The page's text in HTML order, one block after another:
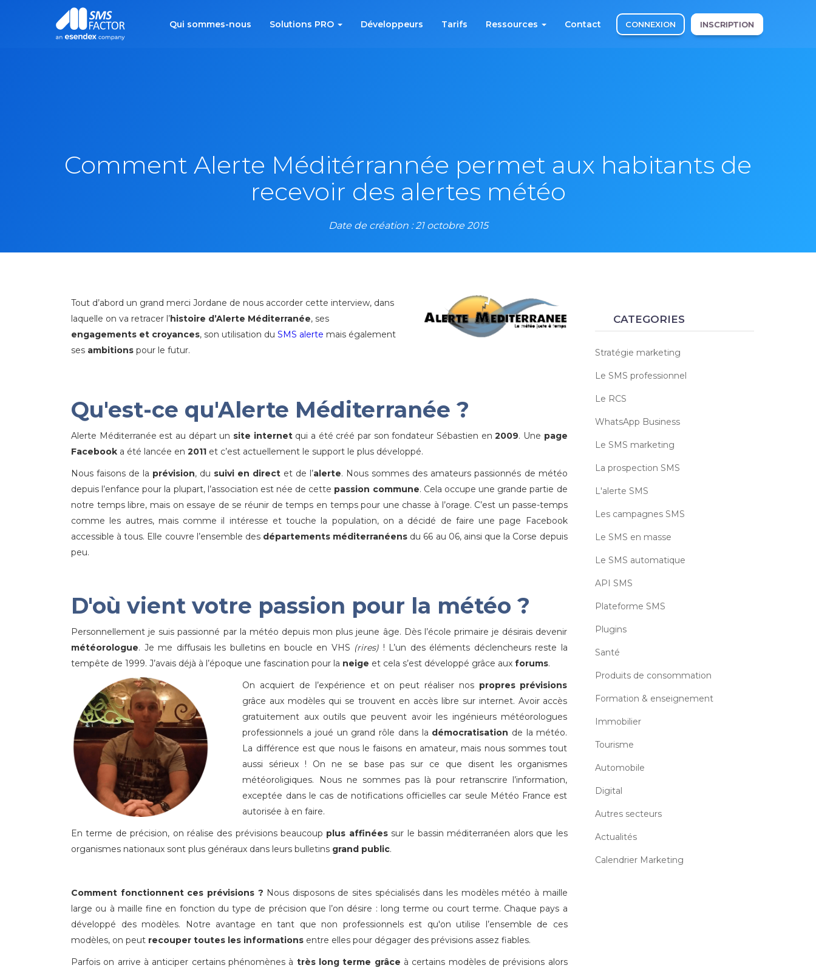
Qui sommes-nous Solutions PRO Développeurs Tarifs Ressources Contact CONNEXION INSCRIPTION
Comment Alerte Méditérrannée permet aux habitants de
recevoir des alertes météo
Date de création : 21 octobre 2015
Tout d’abord un grand merci Jordane de nous accorder cette interview, dans
laquelle on va retracer l’histoire d’Alerte Méditerranée, ses
engagements et croyances, son utilisation du SMS alerte mais également
ses ambitions pour le futur.
Qu'est-ce qu'Alerte Méditerranée ?
Alerte Méditerranée est au départ un site internetqui a été créé par son fondateur Sébastien en2009. Une page
Facebook a été lancée en 2011 et c’est actuellement le support le plus développé.
Nous faisons de la prévision, du suivi en direct et de l’alerte. Nous sommes des amateurs passionnés de météo
depuis l’enfance pour la plupart, l’association est née de cette passion commune. Cela occupe une grande partie de
notre temps libre, mais on essaye de se réunir de temps en temps pour une chasse à l’orage. C’est un passe-temps
comme les autres, mais comme il intéresse et touche la population, on a décidé de faire une page Facebook
accessible à tous. Elle couvre l’ensemble des départements méditerranéens du 66 au 06, ainsi que la Corse depuis
peu.
D'où vient votre passion pour la météo ?
Personnellement je suis passionné par la météo depuis mon plus jeune âge. Dès l’école primaire je désirais devenir
météorologue. Je me diffusais les bulletins en boucle en VHS (rires) ! L’un des éléments déclencheurs reste la
tempête de 1999. J’avais déjà à l’époque une fascination pour la neige et cela s’est développé grâce aux forums.
On acquiert de l’expérience et on peut réaliser nos propres prévisions
grâce aux modèles qui se trouvent en accès libre sur internet. Avoir accès
gratuitement aux outils que peuvent avoir les ingénieurs météorologues
professionnels a joué un grand rôle dans la démocratisation de la météo.
La différence est que nous le faisons en amateur, mais nous sommes tout
aussi sérieux ! On ne se base pas sur ce que disent les organismes
météoroligiques. Nous ne sommes pas là pour retranscrire l’information,
exceptée dans le cas de notifications officielles car seule Météo France est
autorisée à en faire.
En terme de précision, on réalise des prévisions beaucoup plus affinéessur le bassin méditerranéen alors que les
organismes nationaux sont plus généraux dans leurs bulletins grand public.
Comment fonctionnent ces prévisions ? Nous disposons de sites spécialisés dans les modèles météo à maille
large ou à maille fine en fonction du type de précision que l’on désire : long terme ou court terme. Chaque pays a
développé des modèles. Notre avantage en tant que non professionnels est qu'on utilise l’ensemble de ces
modèles, on peut recouper toutes les informations entre elles pour dégager des prévisions assez fiables.
Parfois on arrive à anticiper certains phénomènes à très long terme grâce à certains modèles de prévisions alors
CATEGORIES
Stratégie marketing
Le SMS professionnel
Le RCS
WhatsApp Business
Le SMS marketing
La prospection SMS
L'alerte SMS
Les campagnes SMS
Le SMS en masse
Le SMS automatique
API SMS
Plateforme SMS
Plugins
Santé
Produits de consommation
Formation & enseignement
Immobilier
Tourisme
Automobile
Digital
Autres secteurs
Actualités
Calendrier Marketing